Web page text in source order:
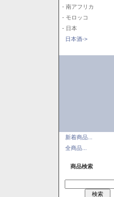
- 南アフリカ
- モロッコ
- 日本
日本酒->
新着商品...
全商品...
商品検索